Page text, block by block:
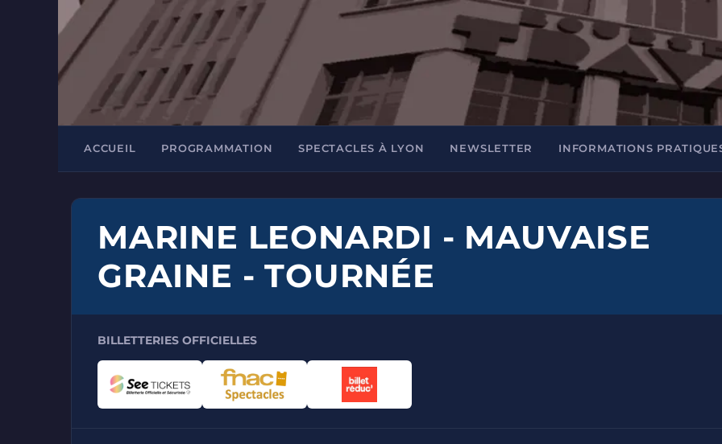
ACCUEIL PROGRAMMATION SPECTACLES À LYON NEWSLETTER INFORMATIONS
MARINE LEONARDI - MAUVAISE
GRAINE - TOURNÉE
BILLETTERIES OFFICIELLES